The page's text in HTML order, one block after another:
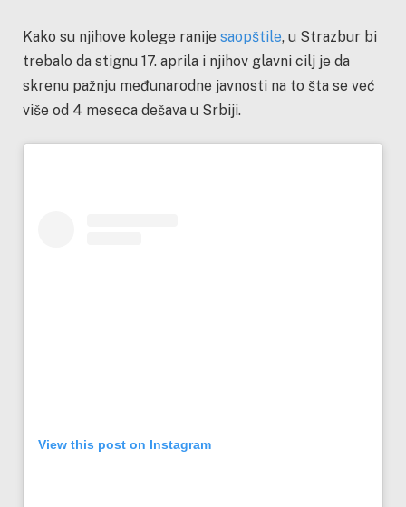
Kako su njihove kolege ranije saopštile, u Strazbur bi
trebalo da stignu 17. aprila i njihov glavni cilj je da
skrenu pažnju međunarodne javnosti na to šta se već
više od 4 meseca dešava u Srbiji.
View this post on Instagram